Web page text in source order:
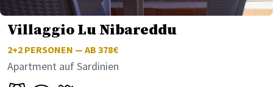
Villaggio Lu Nibareddu
2+2 PERSONEN — AB 378€
Apartment auf Sardinien